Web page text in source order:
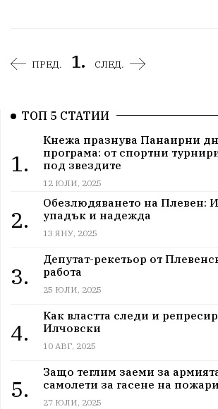
ПРЕД. 1. СЛЕД.
ТОП 5 СТАТИИ
1.
Кнежа празнува Панаирни
програма: от спортни
под звездите
12 ЮЛИ, 2025
2.
Обезлюдяването на Плевен:
упадък и надежда
13 ЯНУ, 2025
3.
Депутат-рекетьор от
работа
25 ЮЛИ, 2025
4.
Как властта следи и
Илчовски
10 АВГ, 2025
5.
Защо теглим заеми за
самолети за гасене на пожари
27 ЮЛИ, 2025